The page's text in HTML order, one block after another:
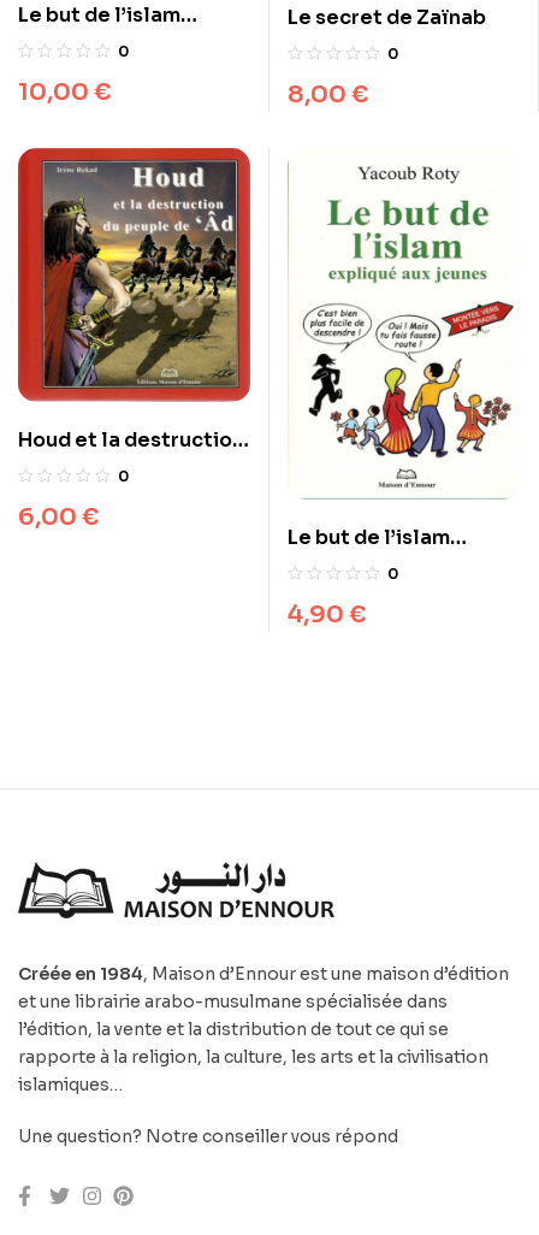
Le but de l’islam
expliqué aux jeunes –
0
10,00 €
Le secret de Zaïnab
0
8,00 €
Houd et la destruction
du peuple de ‘Âd
0
6,00 €
Le but de l’islam
expliqué aux jeunes
0
4,90 €
Créée en 1984, Maison d’Ennour est une maison d’édition
et une librairie arabo-musulmane spécialisée dans
l’édition, la vente et la distribution de tout ce qui se
rapporte à la religion, la culture, les arts et la civilisation
islamiques…
Une question? Notre conseiller vous répond